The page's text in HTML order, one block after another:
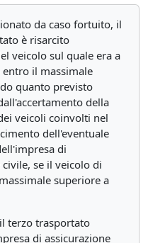
da caso fortuito, il
è risarcito
veicolo sul quale era a
il massimale
quanto previsto
della
veicoli coinvolti nel
dell'eventuale
di
se il veicolo di
superiore a
terzo trasportato
di assicurazione